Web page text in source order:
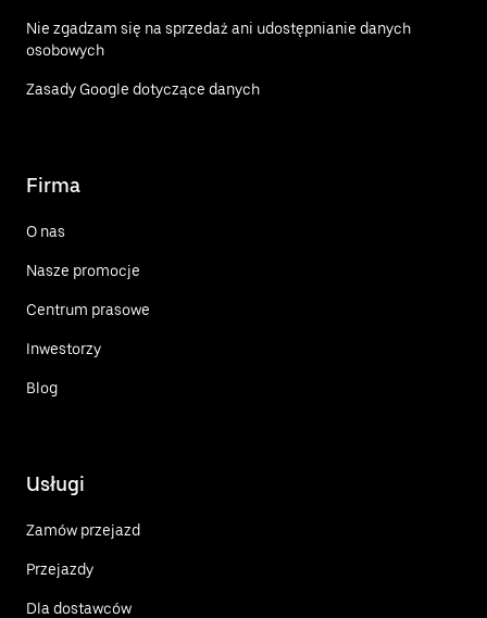
Nie zgadzam się na sprzedaż ani udostępnianie danych
osobowych
Zasady Google dotyczące danych
Firma
O nas
Nasze promocje
Centrum prasowe
Inwestorzy
Blog
Usługi
Zamów przejazd
Przejazdy
Dla dostawców